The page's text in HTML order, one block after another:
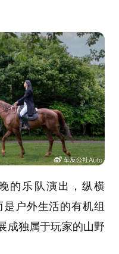
的乐队演出，纵横
户外生活的有机组
成独属于玩家的山野